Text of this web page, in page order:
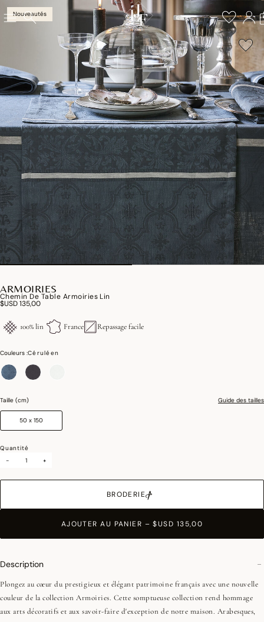
Nouveautés
ARMOIRIES
Chemin De Table Armoiries Lin
$USD 135,00
100% lin France Repassage facile
Couleurs :Céruléen
Taille (cm) Guide des tailles
50 x 150
Quantité
-
+
BRODERIE
AJOUTER AU PANIER –$USD 135,00
Description
Plongez au cœur du prestigieux et élégant patrimoine français avec une nouvelle
couleur de la collection Armoiries. Cette somptueuse collection rend hommage
aux arts décoratifs et aux savoir-faire d'exception de notre maison. Arabesques,